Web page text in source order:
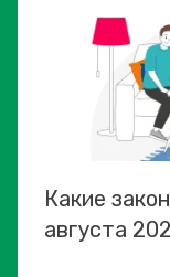
Какие
августа